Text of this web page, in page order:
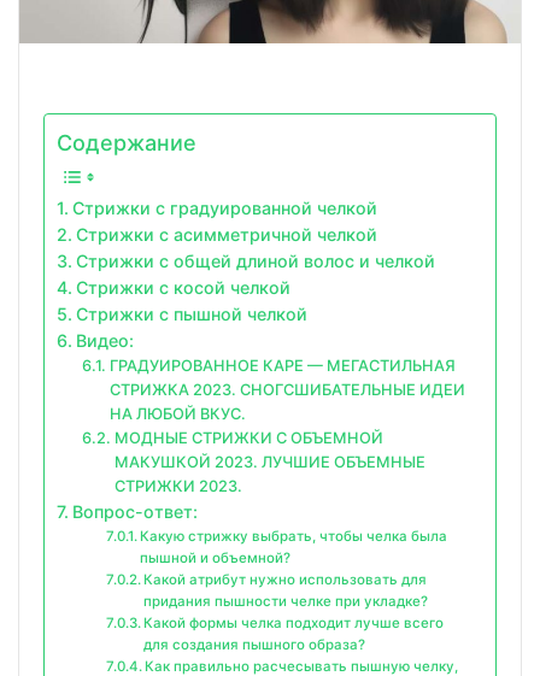
Содержание
Стрижки с градуированной челкой
Стрижки с асимметричной челкой
Стрижки с общей длиной волос и челкой
Стрижки с косой челкой
Стрижки с пышной челкой
Видео:
ГРАДУИРОВАННОЕ КАРЕ — МЕГАСТИЛЬНАЯ
СТРИЖКА 2023. СНОГСШИБАТЕЛЬНЫЕ ИДЕИ
НА ЛЮБОЙ ВКУС.
МОДНЫЕ СТРИЖКИ С ОБЪЕМНОЙ
МАКУШКОЙ 2023. ЛУЧШИЕ ОБЪЕМНЫЕ
СТРИЖКИ 2023.
Вопрос-ответ:
Какую стрижку выбрать, чтобы челка была
пышной и объемной?
Какой атрибут нужно использовать для
придания пышности челке при укладке?
Какой формы челка подходит лучше всего
для создания пышного образа?
Как правильно расчесывать пышную челку,